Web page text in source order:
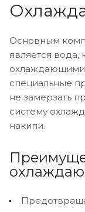
Основным
является вода,
охлаждающими
специальные
не замерзать
систему
накипи.